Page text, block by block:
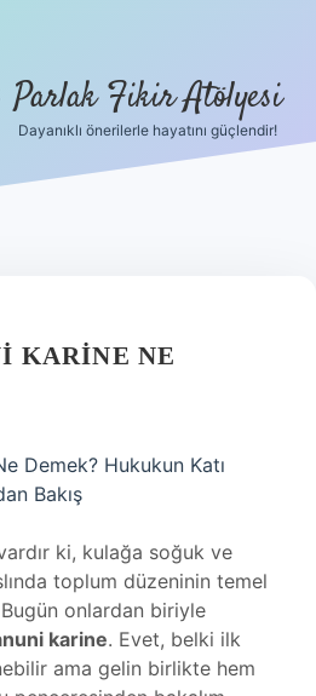
Parlak Fikir Atölyesi
Dayanıklı önerilerle hayatını güçlendir!
KARINE NE
Demek? Hukukun Katı
Bakış
ki, kulağa soğuk ve
toplum düzeninin temel
onlardan biriyle
karine. Evet, belki ilk
ama gelin birlikte hem